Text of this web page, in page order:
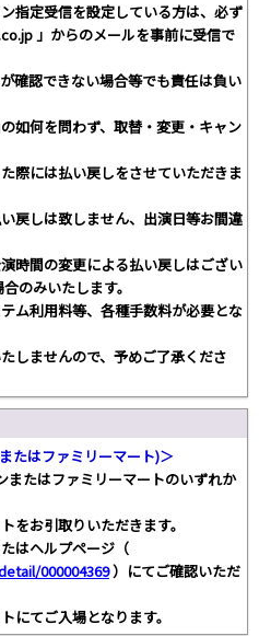
指定受信を設定している方は、必ず
」からのメールを事前に受信で
確認できない場合等でも責任は負い
如何を問わず、取替・変更・キャン
際には払い戻しをさせていただきま
戻しは致しません、出演日等お間違
時間の変更による払い戻しはござい
のみいたします。
ム利用料等、各種手数料が必要とな
しませんので、予めご了承くださ
たはファミリーマート)＞
またはファミリーマートのいずれか
をお引取りいただきます。
はヘルプページ（
000004369）にてご確認いただ
にてご入場となります。